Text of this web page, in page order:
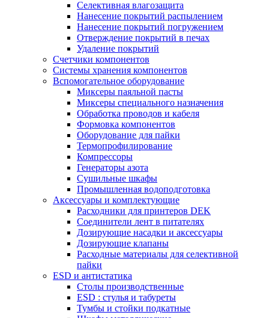
Селективная влагозащита
Нанесение покрытий распылением
Нанесение покрытий погружением
Отверждение покрытий в печах
Удаление покрытий
Счетчики компонентов
Системы хранения компонентов
Вспомогательное оборудование
Миксеры паяльной пасты
Миксеры специального назначения
Обработка проводов и кабеля
Формовка компонентов
Оборудование для пайки
Термопрофилирование
Компрессоры
Генераторы азота
Сушильные шкафы
Промышленная водоподготовка
Аксессуары и комплектующие
Расходники для принтеров DEK
Соединители лент в питателях
Дозирующие насадки и аксессуары
Дозирующие клапаны
Расходные материалы для селективной
пайки
ESD и антистатика
Столы производственные
ESD : cтулья и табуреты
Тумбы и стойки подкатные